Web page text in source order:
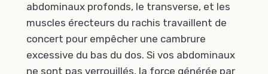
abdominaux profonds, le transverse, et les
muscles érecteurs du rachis travaillent de
concert pour empêcher une cambrure
excessive du bas du dos. Si vos abdominaux
ne sont pas verrouillés, la force générée par